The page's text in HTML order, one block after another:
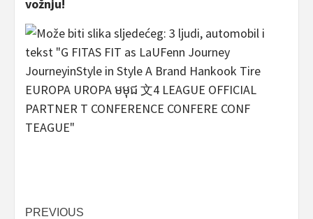
vožnju!
PREVIOUS